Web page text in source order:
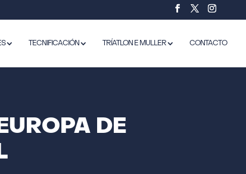
TECNIFICACIÓN TRÍATLON E MULLER CONTACTO
DE